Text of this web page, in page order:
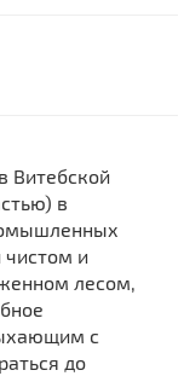
Витебской
в
чистом и
лесом,
с
до